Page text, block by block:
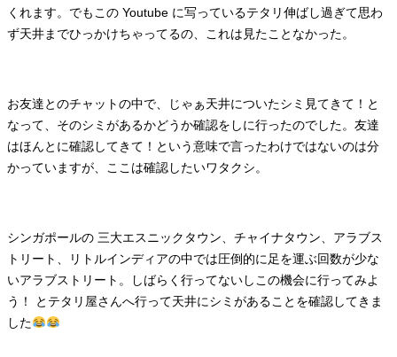
くれます。でもこの Youtube に写っているテタリ伸ばし過ぎて思わ
ず天井までひっかけちゃってるの、これは見たことなかった。
お友達とのチャットの中で、じゃぁ天井についたシミ見てきて！と
なって、そのシミがあるかどうか確認をしに行ったのでした。友達
はほんとに確認してきて！という意味で言ったわけではないのは分
かっていますが、ここは確認したいワタクシ。
シンガポールの 三大エスニックタウン、チャイナタウン、アラブス
トリート、リトルインディアの中では圧倒的に足を運ぶ回数が少な
いアラブストリート。しばらく行ってないしこの機会に行ってみよ
う！ とテタリ屋さんへ行って天井にシミがあることを確認してきま
した